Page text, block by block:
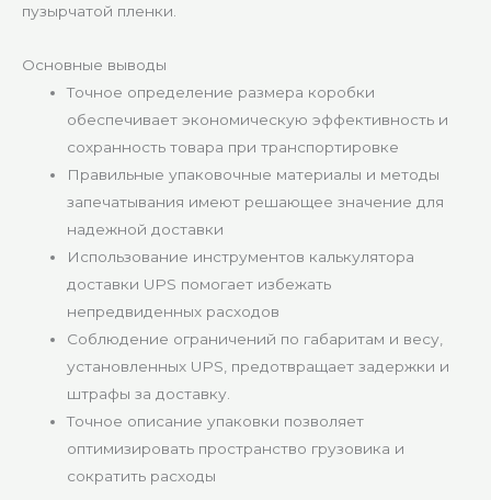
пузырчатой пленки.
Основные выводы
Точное определение размера коробки
обеспечивает экономическую эффективность и
сохранность товара при транспортировке
Правильные упаковочные материалы и методы
запечатывания имеют решающее значение для
надежной доставки
Использование инструментов калькулятора
доставки UPS помогает избежать
непредвиденных расходов
Соблюдение ограничений по габаритам и весу,
установленных UPS, предотвращает задержки и
штрафы за доставку.
Точное описание упаковки позволяет
оптимизировать пространство грузовика и
сократить расходы